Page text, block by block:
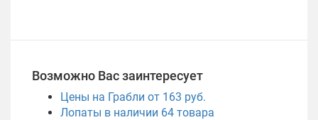
Возможно Вас заинтересует
Цены на Грабли от 163 руб.
Лопаты в наличии 64 товара